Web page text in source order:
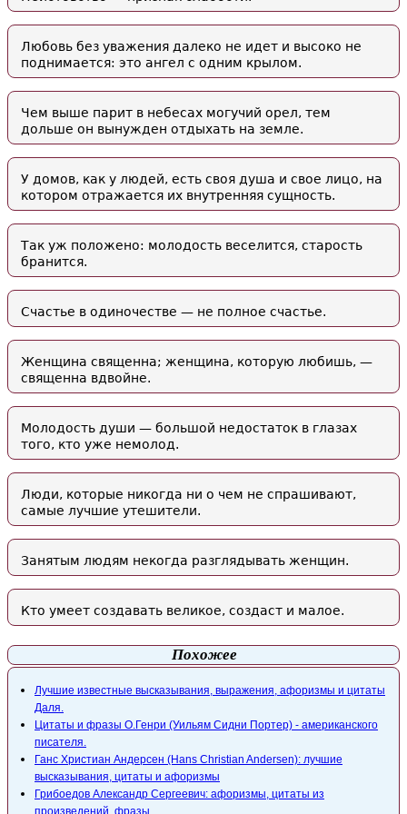
Любовь без уважения далеко не идет и высоко не
поднимается: это ангел с одним крылом.
Чем выше парит в небесах могучий орел, тем
дольше он вынужден отдыхать на земле.
У домов, как у людей, есть своя душа и свое лицо, на
котором отражается их внутренняя сущность.
Так уж положено: молодость веселится, старость
бранится.
Счастье в одиночестве — не полное счастье.
Женщина священна; женщина, которую любишь, —
священна вдвойне.
Молодость души — большой недостаток в глазах
того, кто уже немолод.
Люди, которые никогда ни о чем не спрашивают,
самые лучшие утешители.
Занятым людям некогда разглядывать женщин.
Кто умеет создавать великое, создаст и малое.
Похожее
Лучшие известные высказывания, выражения, афоризмы и цитаты
Даля.
Цитаты и фразы O.Генри (Уильям Сидни Портер) - американского
писателя.
Ганс Христиан Андерсен (Hans Christian Andersen): лучшие
высказывания, цитаты и афоризмы
Грибоедов Александр Сергеевич: афоризмы, цитаты из
произведений, фразы.